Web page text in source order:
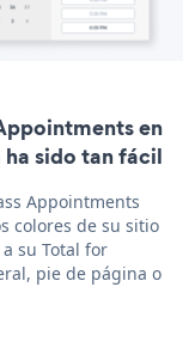
en
sido tan fácil
Appointments
colores de su sitio
su Total for
pie de página o